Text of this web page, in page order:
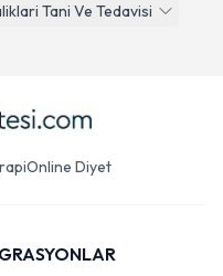
Tani Ve Tedavisi
Online Diyet